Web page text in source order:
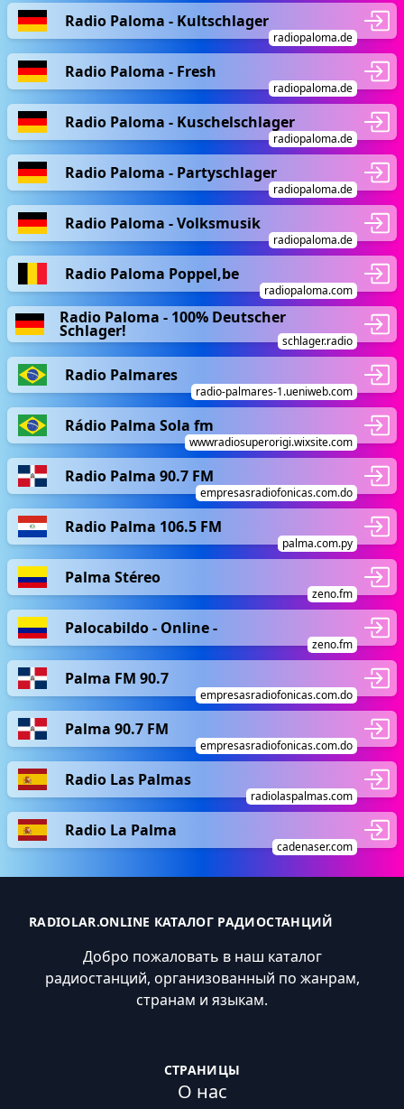
Radio Paloma - Kultschlager
radiopaloma.de
Radio Paloma - Fresh
radiopaloma.de
Radio Paloma - Kuschelschlager
radiopaloma.de
Radio Paloma - Partyschlager
radiopaloma.de
Radio Paloma - Volksmusik
radiopaloma.de
Radio Paloma Poppel,be
radiopaloma.com
Radio Paloma - 100% Deutscher
Schlager!
schlager.radio
Radio Palmares
radio-palmares-1.ueniweb.com
Rádio Palma Sola fm
wwwradiosuperorigi.wixsite.com
Radio Palma 90.7 FM
empresasradiofonicas.com.do
Radio Palma 106.5 FM
palma.com.py
Palma Stéreo
zeno.fm
Palocabildo - Online -
zeno.fm
Palma FM 90.7
empresasradiofonicas.com.do
Palma 90.7 FM
empresasradiofonicas.com.do
Radio Las Palmas
radiolaspalmas.com
Radio La Palma
cadenaser.com
RADIOLAR.ONLINE КАТАЛОГ РАДИОСТАНЦИЙ
Добро пожаловать в наш каталог
радиостанций, организованный по жанрам,
странам и языкам.
СТРАНИЦЫ
О нас